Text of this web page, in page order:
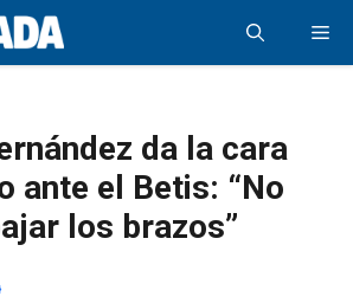
da la cara
ante el Betis: “No
los brazos”